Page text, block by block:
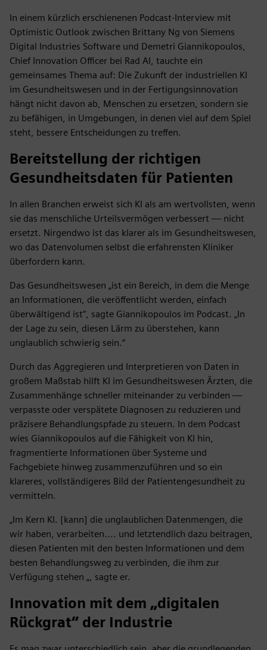
In einem kürzlich erschienenen Podcast-Interview mit
Optimistic Outlook zwischen Brittany Ng von Siemens
Digital Industries Software und Demetri Giannikopoulos,
Chief Innovation Officer bei Rad AI, tauchte ein
gemeinsames Thema auf: Die Zukunft der industriellen KI
im Gesundheitswesen und in der Fertigungsinnovation
hängt nicht davon ab, Menschen zu ersetzen, sondern sie
zu befähigen, in Umgebungen, in denen viel auf dem Spiel
steht, bessere Entscheidungen zu treffen.
Bereitstellung der richtigen
Gesundheitsdaten für Patienten
In allen Branchen erweist sich KI als am wertvollsten, wenn
sie das menschliche Urteilsvermögen verbessert — nicht
ersetzt. Nirgendwo ist das klarer als im Gesundheitswesen,
wo das Datenvolumen selbst die erfahrensten Kliniker
überfordern kann.
Das Gesundheitswesen „ist ein Bereich, in dem die Menge
an Informationen, die veröffentlicht werden, einfach
überwältigend ist“, sagte Giannikopoulos im Podcast. „In
der Lage zu sein, diesen Lärm zu überstehen, kann
unglaublich schwierig sein.“
Durch das Aggregieren und Interpretieren von Daten in
großem Maßstab hilft KI im Gesundheitswesen Ärzten, die
Zusammenhänge schneller miteinander zu verbinden —
verpasste oder verspätete Diagnosen zu reduzieren und
präzisere Behandlungspfade zu steuern. In dem Podcast
wies Giannikopoulos auf die Fähigkeit von KI hin,
fragmentierte Informationen über Systeme und
Fachgebiete hinweg zusammenzuführen und so ein
klareres, vollständigeres Bild der Patientengesundheit zu
vermitteln.
„Im Kern KI. [kann] die unglaublichen Datenmengen, die
wir haben, verarbeiten.... und letztendlich dazu beitragen,
diesen Patienten mit den besten Informationen und dem
besten Behandlungsweg zu verbinden, die ihm zur
Verfügung stehen „, sagte er.
Innovation mit dem „digitalen
Rückgrat“ der Industrie